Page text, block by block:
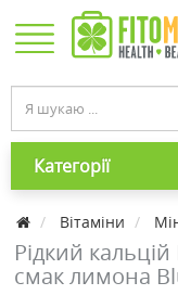
Категорії
Вітаміни
Рідкий
смак лимона